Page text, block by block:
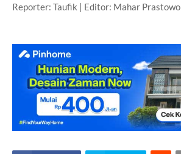
Reporter: Taufik | Editor: Mahar Prastowo